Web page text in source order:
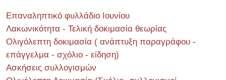
Επαναληπτικό φυλλάδιο Ιουνίου
Λακωνικότητα - Τελική δοκιμασία θεωρίας
Ολιγόλεπτη δοκιμασία ( ανάπτυξη παραγράφου -
επάγγελμα - σχόλιο - είδηση)
Ασκήσεις συλλογισμών